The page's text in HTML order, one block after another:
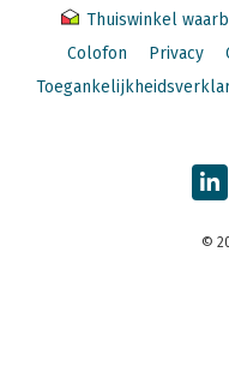
Thuiswinkel
Colofon
Privacy
©